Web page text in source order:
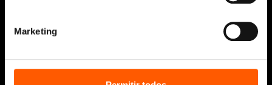
Marketing